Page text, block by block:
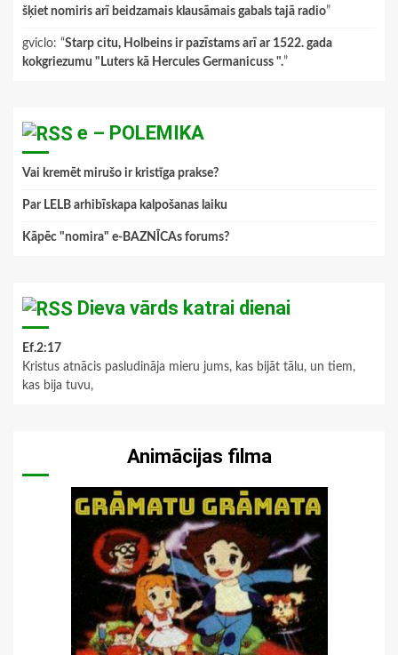
šķiet nomiris arī beidzamais klausāmais gabals tajā radio”
gviclo: “Starp citu, Holbeins ir pazīstams arī ar 1522. gada
kokgriezumu "Luters kā Hercules Germanicuss ".”
e – POLEMIKA
Vai kremēt mirušo ir kristīga prakse?
Par LELB arhibīskapa kalpošanas laiku
Kāpēc "nomira" e-BAZNĪCAs forums?
Dieva vārds katrai dienai
Ef.2:17
Kristus atnācis pasludināja mieru jums, kas bijāt tālu, un tiem,
kas bija tuvu,
Animācijas filma